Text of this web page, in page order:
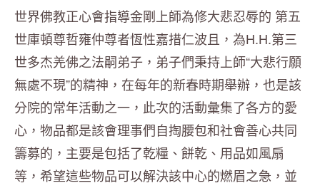
世界佛教正心會指導金剛上師為修大悲忍辱的 第五
世庫頓尊哲雍仲尊者恆性嘉措仁波且，為H.H.第三
世多杰羌佛之法嗣弟子，弟子們秉持上師“大悲行願
無處不現”的精神，在每年的新春時期舉辦，也是該
分院的常年活動之一，此次的活動彙集了各方的愛
心，物品都是該會理事們自掏腰包和社會善心共同
籌募的，主要是包括了乾糧、餅乾、用品如風扇
等，希望這些物品可以解決該中心的燃眉之急，並